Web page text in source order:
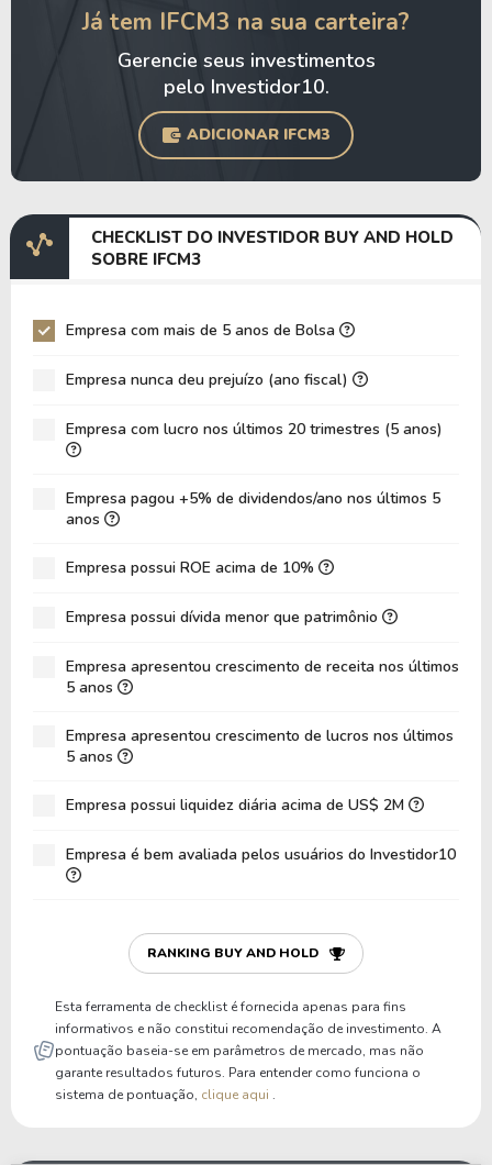
P/Ebitda
-0,99
-0,41
0,04
P/Ativo Circ. Liq.
-0,08
-0,25
5,53
1,42
ROE
-234,17%
ROIC
-19,67%
ROA
-28,01%
-26,11%
Dívida Líquida / Ebitda
Dívida Líquida / Ebit
-3,14
-3,42
Patrimônio / Ativos
0,12
Passivos / Ativos
0,88
CAGR Receitas 5 anos
CAGR Lucros 5 anos
0,00%
Já tem IFCM3 na sua carteira?
Gerencie seus investimentos
pelo Investidor10.
ADICIONAR IFCM3
CHECKLIST DO INVESTIDOR BUY AND HOLD
SOBRE IFCM3
Empresa com mais de 5 anos de Bolsa
Empresa nunca deu prejuízo (ano fiscal)
Empresa com lucro nos últimos 20 trimestres (5 anos)
Empresa pagou +5% de dividendos/ano nos últimos 5
anos
Empresa possui ROE acima de 10%
Empresa possui dívida menor que patrimônio
Empresa apresentou crescimento de receita nos últimos
5 anos
Empresa apresentou crescimento de lucros nos últimos
5 anos
Empresa possui liquidez diária acima de US$ 2M
Empresa é bem avaliada pelos usuários do Investidor10
RANKING BUY AND HOLD
Esta ferramenta de checklist é fornecida apenas para fins
informativos e não constitui recomendação de investimento. A
pontuação baseia-se em parâmetros de mercado, mas não
garante resultados futuros. Para entender como funciona o
sistema de pontuação, clique aqui .